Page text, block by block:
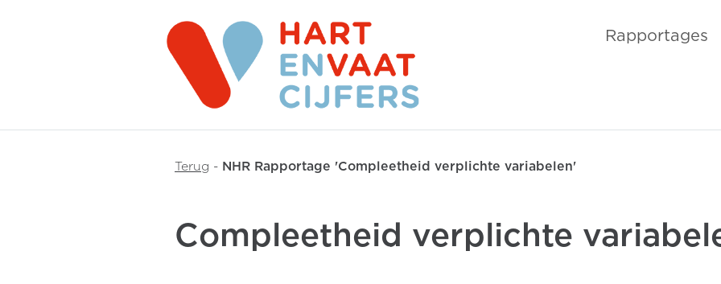
Rapportages
Terug - NHR Rapportage 'Compleetheid verplichte variabelen'
Compleetheid verplichte